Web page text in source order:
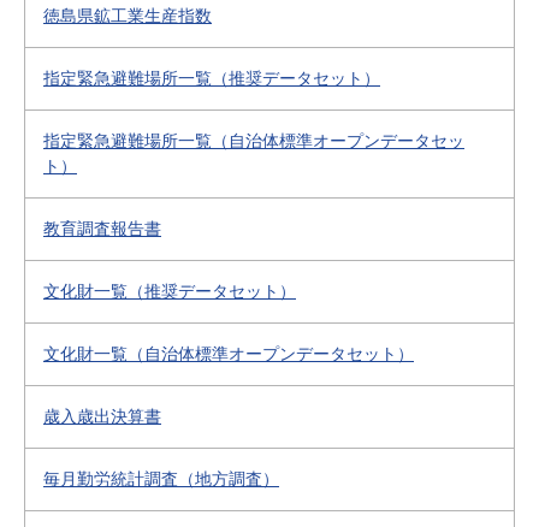
徳島県鉱工業生産指数
指定緊急避難場所一覧（推奨データセット）
指定緊急避難場所一覧（自治体標準オープンデータセッ
ト）
教育調査報告書
文化財一覧（推奨データセット）
文化財一覧（自治体標準オープンデータセット）
歳入歳出決算書
毎月勤労統計調査（地方調査）